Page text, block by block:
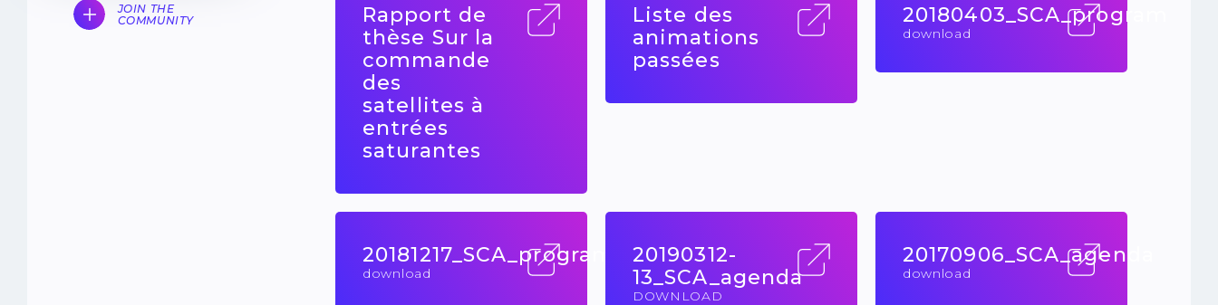
JOIN THE
COMMUNITY
Rapport de
thèse Sur la
commande
des
satellites à
entrées
saturantes
Liste des
animations
passées
20180403_SCA_program
download
20181217_SCA_program
download
20190312-
13_SCA_agenda
DOWNLOAD
20170906_SCA_agenda
download